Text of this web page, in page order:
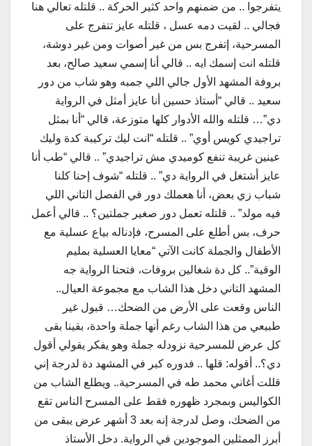
يتفرجوا .. من ضمنهم واحد كثير الحركة .. قلتله تعالي هنا
فجالي .. لقيت دمه عسل ، قلتله عايز تتفرج على
المسرحية، إتفرج بس من غير أصوات ومن غير دوشة،
قلتله انت إسمك ايه .. قالي أنا إسمي سعيد صالح، بعد
بروفة المشهد الأول جالي اللي جمبه وهو شاب من دور
سعيد .. قالي “أستاذ حسين أنا عايز أمثل في الرواية
دي”… قلتله والله الأدوار كلها متوزعة، قالي “أنا بمثل
تراجيدي كويس أوي” .. قلتله “انت ليك تركيبة كدة وليك
عينين غريبة تنفع كوميدي مش تراجيدي” .. قالي “طب أنا
عايز أشتغل في الرواية دي” .. قلتله “شوف إحنا كلنا
شباب زي بعض، أنا هعملك دور في الفصل التاني اللي
فيه مولد” .. قلتله تعمل دور صغير جملتين؟ .. قالي أعمل
حرف، بس أطلع على المسرح، فإدناله بياع عسلية مع
الأطفال والجملة كانت الآتي “معايا العسلية بمليم
الوقية”.. كل دة شغالين بروفات، فتحنا الرواية جه
المشهد التاني دخل هذا الشاب مع مجموعة العيال..
الناس وقعت على الأرض من الضحك… قبول غير
طبيعي من هذا الشاب رغم أنها جملة واحدة، بقينا بقى
كل عرض للمسرحية نزودله جملة وهو يفكر يقولي أقول
دي؟.. أقوله: قلها .. فدوره كبر في المشهد دة لدرجة إني
قللت أغاني محمد طه في المسرحية.. ويطلع الشاب من
الكواليس وبمجرد ظهوره فقط على المسرح الناس تقع
من الضحك، وصل لدرجة إنه بعد 3 أشهر عرض يبقى من
أبرز الممثلين الموجودين في الرواية. دخل الأستاذ